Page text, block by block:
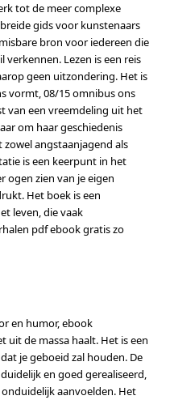
tot de meer complexe
gids voor kunstenaars
bron voor iedereen die
Lezen is een reis
geen uitzondering. Het is
vormt, 08/15 omnibus ons
van een vreemdeling uit het
om haar geschiedenis
angstaanjagend als
is een keerpunt in het
ogen zien van je eigen
Het boek is een
leven, die vaak
pdf ebook gratis zo
en humor, ebook
uit de massa haalt. Het is een
je geboeid zal houden. De
en goed gerealiseerd,
aanvoelden. Het